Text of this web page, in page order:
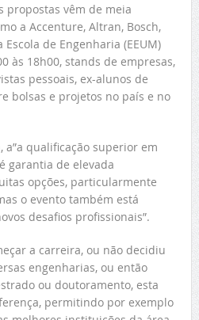
propostas vêm de meia
a Accenture, Altran, Bosch,
de Engenharia (EEUM)
às 18h00, stands de empresas,
pessoais, ex-alunos de
bolsas e projetos no país e no
a”a qualificação superior em
garantia de elevada
opções, particularmente
o evento também está
desafios profissionais”.
a carreira, ou não decidiu
engenharias, ou então
ou doutoramento, esta
permitindo por exemplo